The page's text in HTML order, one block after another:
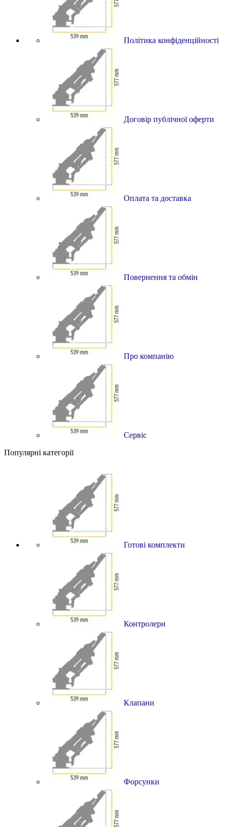
Політика конфіденційності
Договір публічної оферти
Оплата та доставка
Повернення та обмін
Про компанію
Сервіс
Популярні категорії
Готові комплекти
Контролери
Клапани
Форсунки